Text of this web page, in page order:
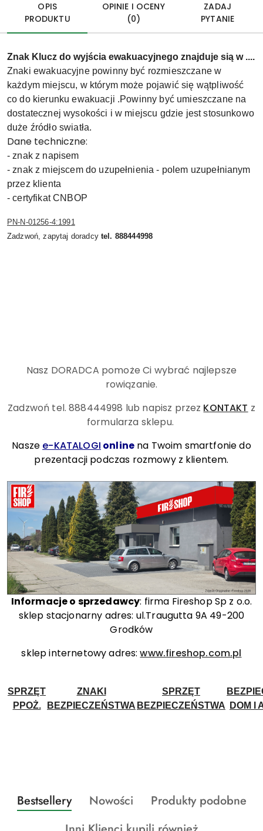
OPIS
PRODUKTU
OPINIE I OCENY
(0)
ZADAJ
PYTANIE
Znak Klucz do wyjścia ewakuacyjnego znajduje sią w ....
Znaki ewakuacyjne powinny być rozmieszczane w
każdym miejscu, w którym może pojawić się wątpliwość
co do kierunku ewakuacji .Powinny być umieszczane na
dostatecznej wysokości i w miejscu gdzie jest stosunkowo
duże źródło swiatła.
Dane techniczne:
- znak z napisem
- znak z miejscem do uzupełnienia - polem uzupełnianym
przez klienta
- certyfikat CNBOP
PN-N-01256-4:1991
Zadzwoń, zapytaj doradcy tel. 888444998
Nasz DORADCA pomoże Ci wybrać najlepsze
rowiązanie.
Zadzwoń tel. 888444998 lub napisz przez KONTAKT z
formularza sklepu.
Nasze e-KATALOGI online na Twoim smartfonie do
prezentacji podczas rozmowy z klientem.
Informacje o sprzedawcy: firma Fireshop Sp z o.o.
sklep stacjonarny adres: ul.Traugutta 9A 49-200
Grodków
sklep internetowy adres:www.fireshop.com.pl
SPRZĘT
PPOŻ.
ZNAKI
BEZPIECZEŃSTWA
SPRZĘT
BEZPIECZEŃSTWA
DOM I
Pomiń karuzelę produktów
Produkty
o
Bestsellery
Produkty
Nowości
Produkty
Produkty podobne